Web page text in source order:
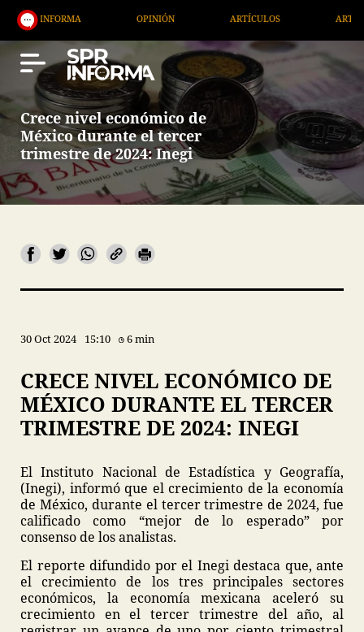
ARTÍCULOS ARTE /
Crece nivel económico de
México durante el tercer
trimestre de 2024: Inegi
30 Oct 2024 15:10 6 min
CRECE NIVEL ECONÓMICO DE
MÉXICO DURANTE EL TERCER
TRIMESTRE DE 2024: INEGI
El Instituto Nacional de Estadística y Geografía,
(Inegi), informó que el crecimiento de la economía
de México, durante el tercer trimestre de 2024, fue
calificado como “mejor de lo esperado” por
consenso de los analistas.
El reporte difundido por el Inegi destaca que, ante
el crecimiento de los tres principales sectores
económicos, la economía mexicana aceleró su
crecimiento en el tercer trimestre del año, al